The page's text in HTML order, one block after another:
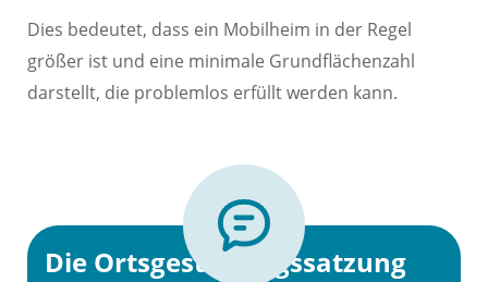
Dies bedeutet, dass ein Mobilheim in der Regel
größer ist und eine minimale Grundflächenzahl
darstellt, die problemlos erfüllt werden kann.
Die Ortsgestaltungssatzung